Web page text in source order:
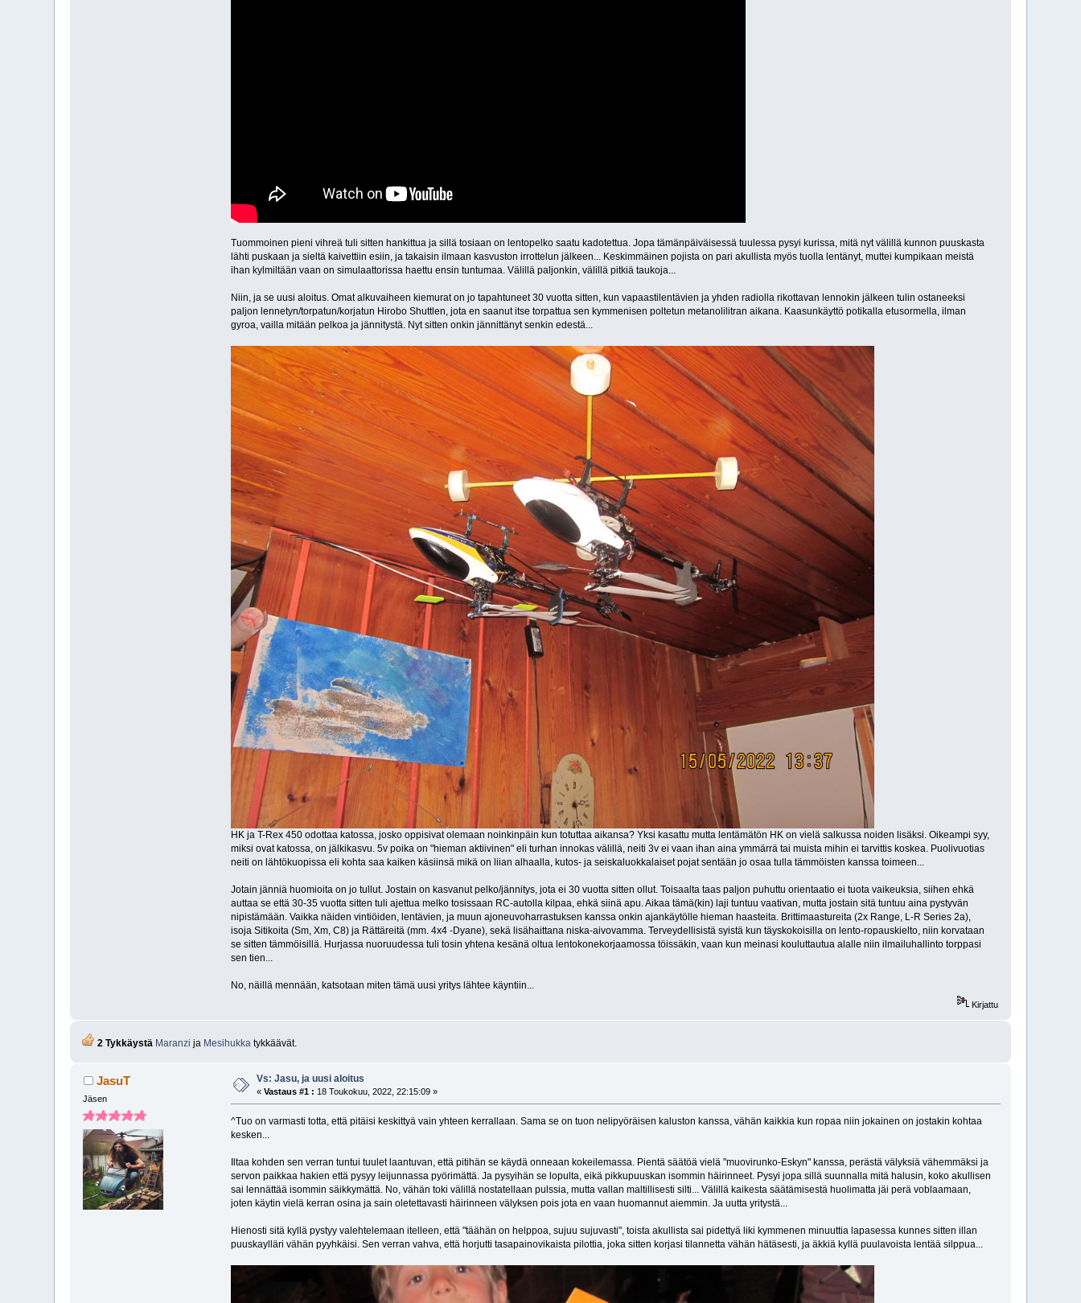
Tuommoinen pieni vihreä tuli sitten hankittua ja sillä tosiaan on lentopelko saatu kadotettua. Jopa tämänpäiväisessä tuulessa pysyi kurissa, mitä nyt välillä kunnon puuskasta
lähti puskaan ja sieltä kaivettiin esiin, ja takaisin ilmaan kasvuston irrottelun jälkeen... Keskimmäinen pojista on pari akullista myös tuolla lentänyt, muttei kumpikaan meistä
ihan kylmiltään vaan on simulaattorissa haettu ensin tuntumaa. Välillä paljonkin, välillä pitkiä taukoja...
Niin, ja se uusi aloitus. Omat alkuvaiheen kiemurat on jo tapahtuneet 30 vuotta sitten, kun vapaastilentävien ja yhden radiolla rikottavan lennokin jälkeen tulin ostaneeksi
paljon lennetyn/torpatun/korjatun Hirobo Shuttlen, jota en saanut itse torpattua sen kymmenisen poltetun metanolilitran aikana. Kaasunkäyttö potikalla etusormella, ilman
gyroa, vailla mitään pelkoa ja jännitystä. Nyt sitten onkin jännittänyt senkin edestä...
HK ja T-Rex 450 odottaa katossa, josko oppisivat olemaan noinkinpäin kun totuttaa aikansa? Yksi kasattu mutta lentämätön HK on vielä salkussa noiden lisäksi. Oikeampi syy,
miksi ovat katossa, on jälkikasvu. 5v poika on "hieman aktiivinen" eli turhan innokas välillä, neiti 3v ei vaan ihan aina ymmärrä tai muista mihin ei tarvittis koskea. Puolivuotias
neiti on lähtökuopissa eli kohta saa kaiken käsiinsä mikä on liian alhaalla, kutos- ja seiskaluokkalaiset pojat sentään jo osaa tulla tämmöisten kanssa toimeen...
Jotain jänniä huomioita on jo tullut. Jostain on kasvanut pelko/jännitys, jota ei 30 vuotta sitten ollut. Toisaalta taas paljon puhuttu orientaatio ei tuota vaikeuksia, siihen ehkä
auttaa se että 30-35 vuotta sitten tuli ajettua melko tosissaan RC-autolla kilpaa, ehkä siinä apu. Aikaa tämä(kin) laji tuntuu vaativan, mutta jostain sitä tuntuu aina pystyvän
nipistämään. Vaikka näiden vintiöiden, lentävien, ja muun ajoneuvoharrastuksen kanssa onkin ajankäytölle hieman haasteita. Brittimaastureita (2x Range, L-R Series 2a),
isoja Sitikoita (Sm, Xm, C8) ja Rättäreitä (mm. 4x4 -Dyane), sekä lisähaittana niska-aivovamma. Terveydellisistä syistä kun täyskokoisilla on lento-ropauskielto, niin korvataan
se sitten tämmöisillä. Hurjassa nuoruudessa tuli tosin yhtena kesänä oltua lentokonekorjaamossa töissäkin, vaan kun meinasi kouluttautua alalle niin ilmailuhallinto torppasi
sen tien...
No, näillä mennään, katsotaan miten tämä uusi yritys lähtee käyntiin...
Kirjattu
2 Tykkäystä Maranzi ja Mesihukka tykkäävät.
JasuT
Jäsen
Vs: Jasu, ja uusi aloitus
«Vastaus #1 : 18 Toukokuu, 2022, 22:15:09 »
^Tuo on varmasti totta, että pitäisi keskittyä vain yhteen kerrallaan. Sama se on tuon nelipyöräisen kaluston kanssa, vähän kaikkia kun ropaa niin jokainen on jostakin kohtaa
kesken...
Iltaa kohden sen verran tuntui tuulet laantuvan, että pitihän se käydä onneaan kokeilemassa. Pientä säätöä vielä "muovirunko-Eskyn" kanssa, perästä välyksiä vähemmäksi ja
servon paikkaa hakien että pysyy leijunnassa pyörimättä. Ja pysyihän se lopulta, eikä pikkupuuskan isommin häirinneet. Pysyi jopa sillä suunnalla mitä halusin, koko akullisen
sai lennättää isommin säikkymättä. No, vähän toki välillä nostatellaan pulssia, mutta vallan maltillisesti silti... Välillä kaikesta säätämisestä huolimatta jäi perä voblaamaan,
joten käytin vielä kerran osina ja sain oletettavasti häirinneen välyksen pois jota en vaan huomannut aiemmin. Ja uutta yritystä...
Hienosti sitä kyllä pystyy valehtelemaan itelleen, että "täähän on helppoa, sujuu sujuvasti", toista akullista sai pidettyä liki kymmenen minuuttia lapasessa kunnes sitten illan
puuskaylläri vähän pyyhkäisi. Sen verran vahva, että horjutti tasapainovikaista pilottia, joka sitten korjasi tilannetta vähän hätäsesti, ja äkkiä kyllä puulavoista lentää silppua...